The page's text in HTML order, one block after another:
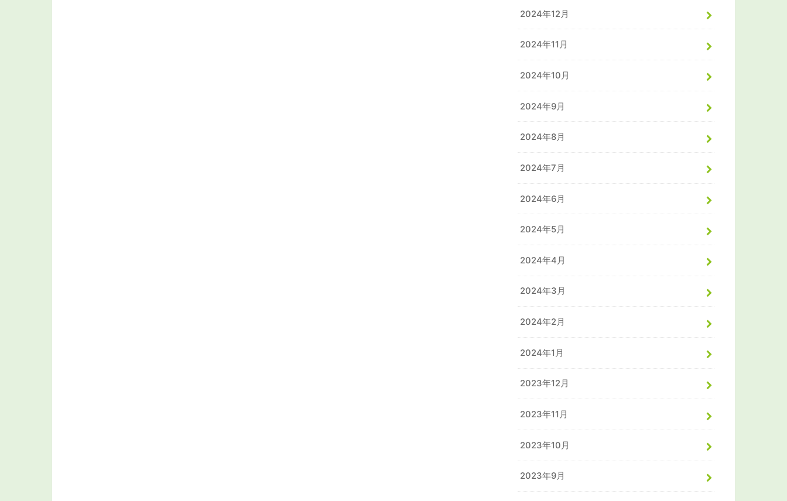
2024年12月
2024年11月
2024年10月
2024年9月
2024年8月
2024年7月
2024年6月
2024年5月
2024年4月
2024年3月
2024年2月
2024年1月
2023年12月
2023年11月
2023年10月
2023年9月